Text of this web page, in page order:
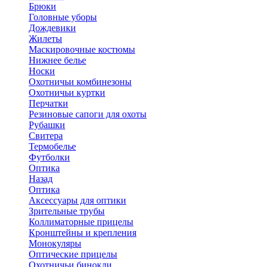
Брюки
Головные уборы
Дождевики
Жилеты
Маскировочные костюмы
Нижнее белье
Носки
Охотничьи комбинезоны
Охотничьи куртки
Перчатки
Резиновые сапоги для охоты
Рубашки
Свитера
Термобелье
Футболки
Оптика
Назад
Оптика
Аксессуары для оптики
Зрительные трубы
Коллиматорные прицелы
Кронштейны и крепления
Монокуляры
Оптические прицелы
Охотничьи бинокли